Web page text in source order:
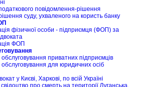
повідомлення-рішення
суду, ухваленого на користь банку
фізичної особи - підприємця (ФОП) за
ФОП
приватних підприємців
для юридичних осіб
у Києві, Харкові, по всій Україні